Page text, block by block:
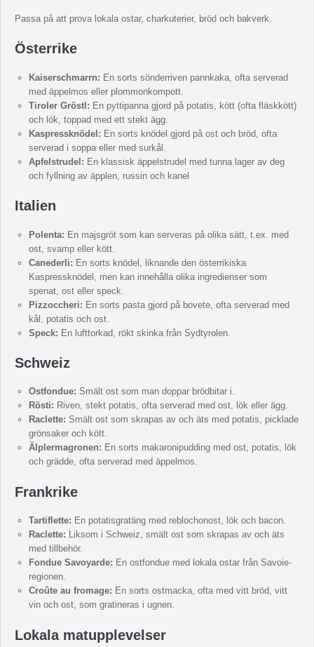
Passa på att prova lokala ostar, charkuterier, bröd och bakverk.
Österrike
Kaiserschmarrn: En sorts sönderriven pannkaka, ofta serverad
med äppelmos eller plommonkompott.
Tiroler Gröstl: En pyttipanna gjord på potatis, kött (ofta fläskkött)
och lök, toppad med ett stekt ägg.
Kaspressknödel: En sorts knödel gjord på ost och bröd, ofta
serverad i soppa eller med surkål.
Apfelstrudel: En klassisk äppelstrudel med tunna lager av deg
och fyllning av äpplen, russin och kanel
Italien
Polenta: En majsgröt som kan serveras på olika sätt, t.ex. med
ost, svamp eller kött.
Canederli: En sorts knödel, liknande den österrikiska
Kaspressknödel, men kan innehålla olika ingredienser som
spenat, ost eller speck.
Pizzoccheri: En sorts pasta gjord på bovete, ofta serverad med
kål, potatis och ost.
Speck: En lufttorkad, rökt skinka från Sydtyrolen.
Schweiz
Ostfondue: Smält ost som man doppar brödbitar i.
Rösti: Riven, stekt potatis, ofta serverad med ost, lök eller ägg.
Raclette: Smält ost som skrapas av och äts med potatis, picklade
grönsaker och kött.
Älplermagronen: En sorts makaronipudding med ost, potatis, lök
och grädde, ofta serverad med äppelmos.
Frankrike
Tartiflette: En potatisgratäng med reblochonost, lök och bacon.
Raclette: Liksom i Schweiz, smält ost som skrapas av och äts
med tillbehör.
Fondue Savoyarde: En ostfondue med lokala ostar från Savoie-
regionen.
Croûte au fromage: En sorts ostmacka, ofta med vitt bröd, vitt
vin och ost, som gratineras i ugnen.
Lokala matupplevelser